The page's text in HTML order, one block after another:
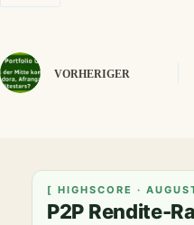
VORHERIGER
[ HIGHSCORE ·
P2P Rendite-